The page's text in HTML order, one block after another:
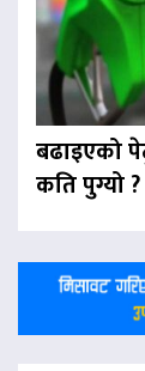
बढाइएको
कति पुग्यो ?